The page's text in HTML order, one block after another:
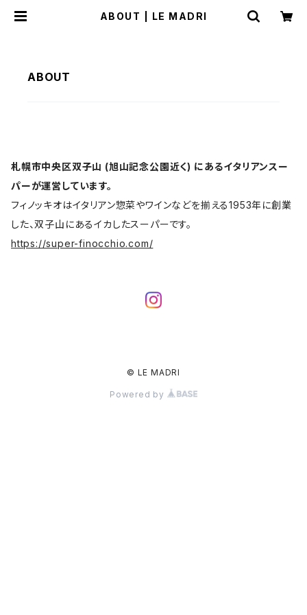
ABOUT | LE MADRI
ABOUT
札幌市中央区双子山 (旭山記念公園近く) にあるイタリアンスー
パーが運営しています。
フィノッキオはイタリアン惣菜やワインなどを揃える1953年に創業
した、双子山にあるイカしたスーパーです。
https://super-finocchio.com/
© LE MADRI
Powered by